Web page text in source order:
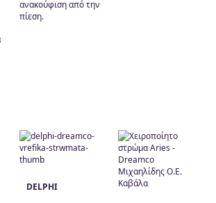
ανακούφιση από την
πίεση.
DELPHI